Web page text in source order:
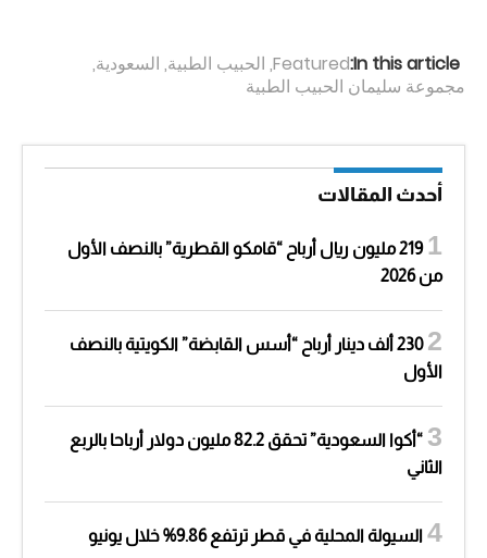
In this article:
Featured
, الحبيب الطبية, السعودية,
مجموعة سليمان الحبيب الطبية
أحدث المقالات
219 مليون ريال أرباح “قامكو القطرية” بالنصف الأول
من 2026
230 ألف دينار أرباح “أسس القابضة” الكويتية بالنصف
الأول
“أكوا السعودية” تحقق 82.2 مليون دولار أرباحا بالربع
الثاني
السيولة المحلية في قطر ترتفع 9.86% خلال يونيو